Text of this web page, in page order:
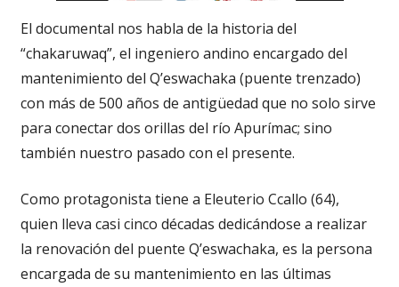
El documental nos habla de la historia del
“chakaruwaq”, el ingeniero andino encargado del
mantenimiento del Q’eswachaka (puente trenzado)
con más de 500 años de antigüedad que no solo sirve
para conectar dos orillas del río Apurímac; sino
también nuestro pasado con el presente.
Como protagonista tiene a Eleuterio Ccallo (64),
quien lleva casi cinco décadas dedicándose a realizar
la renovación del puente Q’eswachaka, es la persona
encargada de su mantenimiento en las últimas